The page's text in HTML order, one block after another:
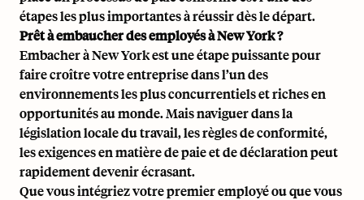
étapes les plus importantes à réussir dès le départ.
Prêt à embaucher des employés à New York ?
Embacher à New York est une étape puissante pour
faire croître votre entreprise dans l’un des
environnements les plus concurrentiels et riches en
opportunités au monde. Mais naviguer dans la
législation locale du travail, les règles de conformité,
les exigences en matière de paie et de déclaration peut
rapidement devenir écrasant.
Que vous intégriez votre premier employé ou que vous